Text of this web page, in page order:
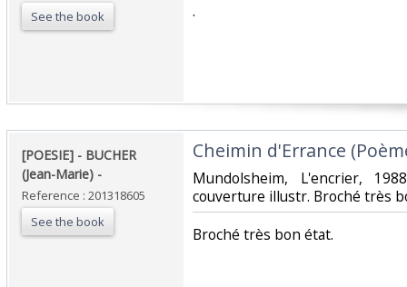
See the book
‎.‎
‎[POESIE] - BUCHER
(Jean-Marie) - ‎
Reference : 201318605
See the book
‎Cheimin d'Errance
‎Mundolsheim, L'encrier,
couverture illustr. Broché très
‎Broché très bon état.‎